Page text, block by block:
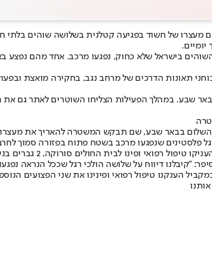
מעצרו של חשוד בפגיעה קטלנית בשלושה שוהים
בישראל שלא כחוק, נפגעו מרכב. אחד מהם נפצע
תאונות הדרכים של מרחב נגב, בחקירה מואצת
שבשטחים, בעיר באר שבע. במהלך הפעילות הצליחו
השלום בבאר שבע, שם תבקש המשטרה להאריך את
סורוקה, 2 גברים בני 31 ו-21 במצב בינוני עם חבלות בגב ובגפיים.
הענקנו טיפול רפואי ופינינו את שני הפצועים